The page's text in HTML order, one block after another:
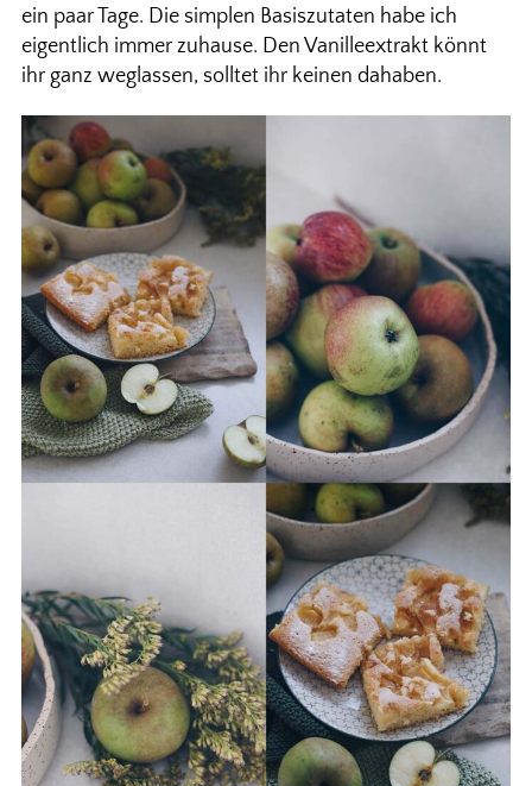
ein paar Tage. Die simplen Basiszutaten habe ich
eigentlich immer zuhause. Den Vanilleextrakt könnt
ihr ganz weglassen, solltet ihr keinen dahaben.